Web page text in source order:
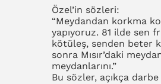
Özel’in sözleri:
“Meydandan korkma
yapıyoruz. 81 ilde sen
kötüleş, senden beter
sonra Mısır’daki
meydanlarını.”
Bu sözler, açıkça darbe